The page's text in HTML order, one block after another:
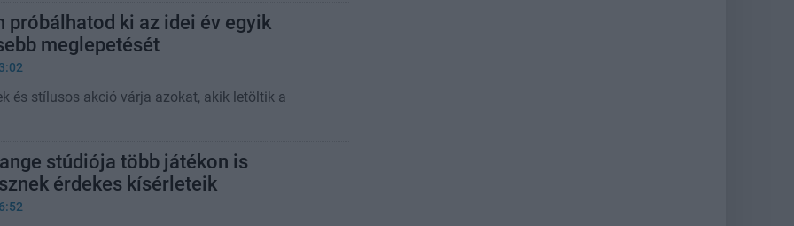
próbálhatod ki az idei év egyik
meglepetését
és stílusos akció várja azokat, akik letöltik a
stúdiója több játékon is
érdekes kísérleteik